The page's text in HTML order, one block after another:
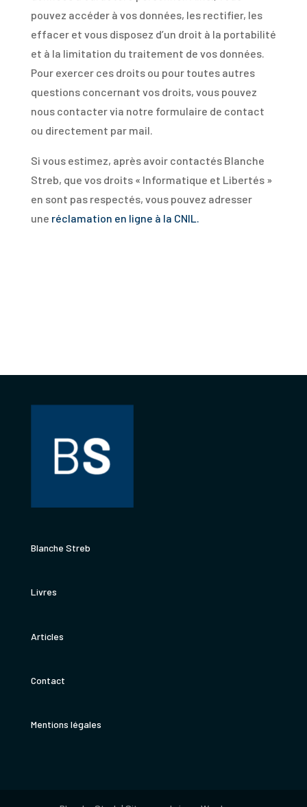
pouvez accéder à vos données, les rectifier, les
effacer et vous disposez d’un droit à la portabilité
et à la limitation du traitement de vos données.
Pour exercer ces droits ou pour toutes autres
questions concernant vos droits, vous pouvez
nous contacter via notre formulaire de contact
ou directement par mail.
Si vous estimez, après avoir contactés Blanche
Streb, que vos droits « Informatique et Libertés »
en sont pas respectés, vous pouvez adresser
une réclamation en ligne à la CNIL.
Blanche Streb
Livres
Articles
Contact
Mentions légales